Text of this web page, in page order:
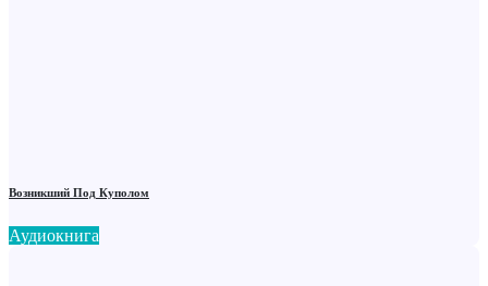
Возникший Под Куполом
Аудиокнига